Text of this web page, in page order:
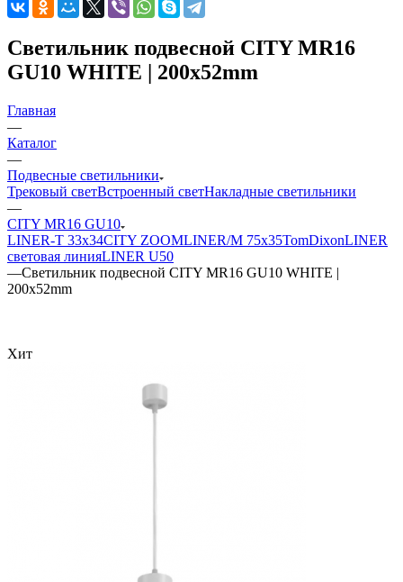
Светильник подвесной CITY MR16
GU10 WHITE | 200x52mm
Главная
—
Каталог
—
Подвесные светильники
Трековый светВстроенный светНакладные светильники
—
CITY MR16 GU10
LINER-T 33x34CITY ZOOMLINER/M 75х35TomDixonLINER
световая линияLINER U50
—Светильник подвесной CITY MR16 GU10 WHITE |
200x52mm
Хит